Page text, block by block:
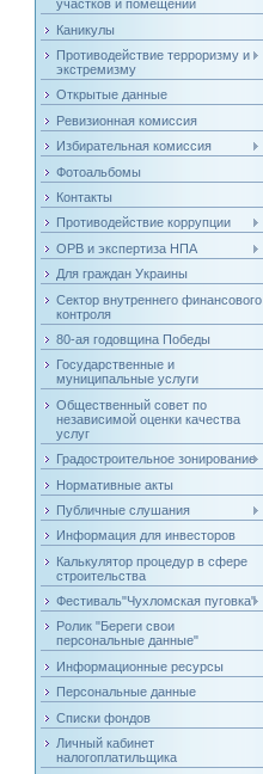
участков и помещений
Каникулы
Противодействие терроризму и
экстремизму
Открытые данные
Ревизионная комиссия
Избирательная комиссия
Фотоальбомы
Контакты
Противодействие коррупции
ОРВ и экспертиза НПА
Для граждан Украины
Сектор внутреннего финансового
контроля
80-ая годовщина Победы
Государственные и
муниципальные услуги
Общественный совет по
независимой оценки качества
услуг
Градостроительное зонирование
Нормативные акты
Публичные слушания
Информация для инвесторов
Калькулятор процедур в сфере
строительства
Фестиваль"Чухломская пуговка"
Ролик "Береги свои
персональные данные"
Информационные ресурсы
Персональные данные
Списки фондов
Личный кабинет
налогоплатильщика